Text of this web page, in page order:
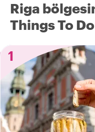
Riga
Things To
1